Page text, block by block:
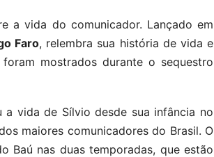
a vida do comunicador. Lançado em
Faro, relembra sua história de vida e
mostrados durante o sequestro
vida de Sílvio desde sua infância no
maiores comunicadores do Brasil. O
Baú nas duas temporadas, que estão